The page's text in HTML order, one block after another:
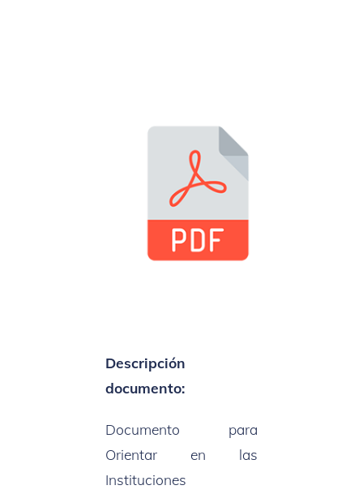
Descripción
documento:
Documento para
Orientar en las
Instituciones